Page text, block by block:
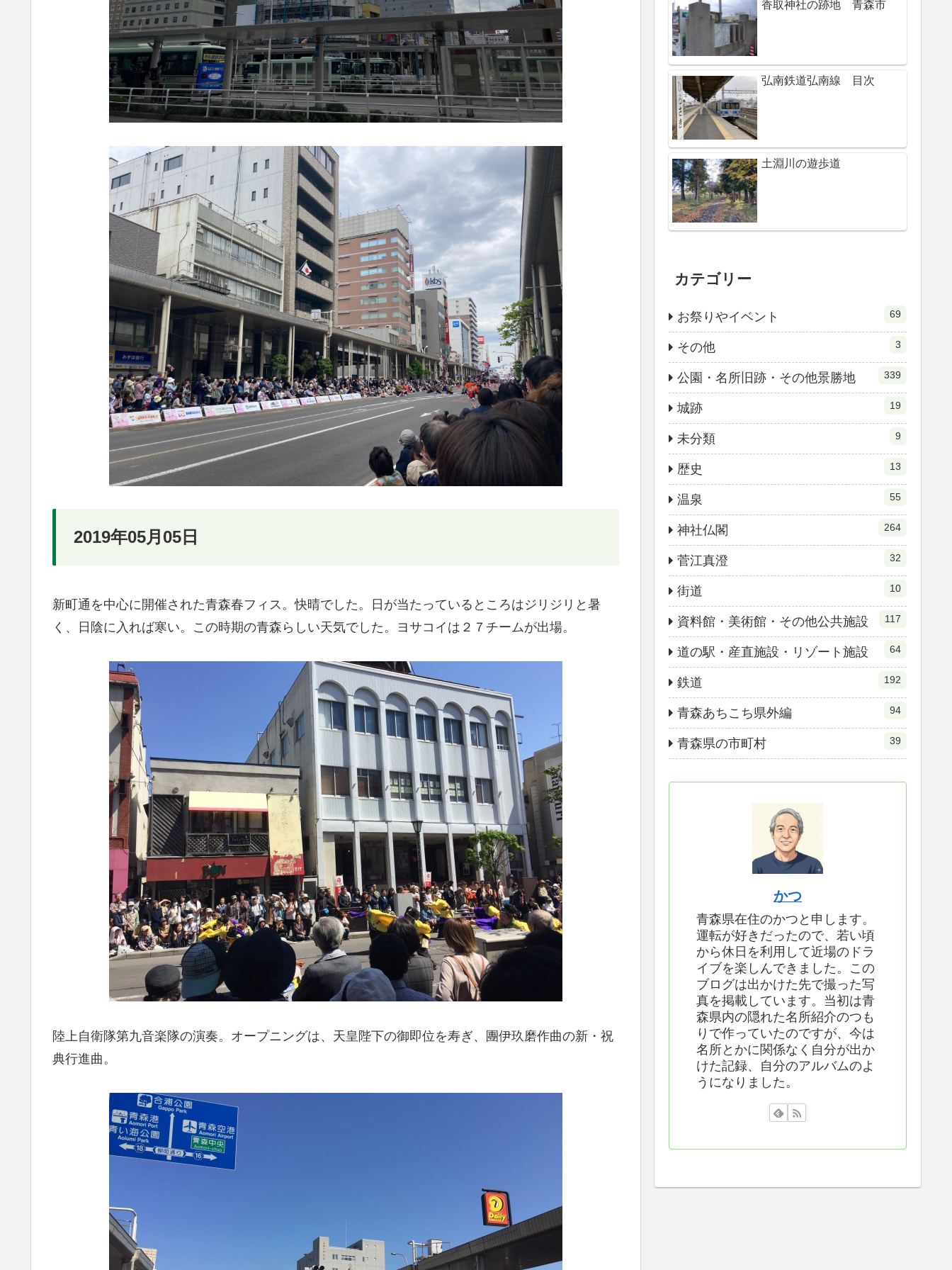
2019年05月05日
新町通を中心に開催された青森春フィス。快晴でした。日が当たっているところはジリジリと暑
く、日陰に入れば寒い。この時期の青森らしい天気でした。ヨサコイは２７チームが出場。
陸上自衛隊第九音楽隊の演奏。オープニングは、天皇陛下の御即位を寿ぎ、團伊玖磨作曲の新・祝
典行進曲。
香取神社の跡地 青森市
弘南鉄道弘南線 目次
土淵川の遊歩道
カテゴリー
お祭りやイベント 69
その他 3
公園・名所旧跡・その他景勝地 339
城跡 19
未分類 9
歴史 13
温泉 55
神社仏閣 264
菅江真澄 32
街道 10
資料館・美術館・その他公共施設 117
道の駅・産直施設・リゾート施設 64
鉄道 192
青森あちこち県外編 94
青森県の市町村 39
かつ
青森県在住のかつと申します。
運転が好きだったので、若い頃
から休日を利用して近場のドラ
イブを楽しんできました。この
ブログは出かけた先で撮った写
真を掲載しています。当初は青
森県内の隠れた名所紹介のつも
りで作っていたのですが、今は
名所とかに関係なく自分が出か
けた記録、自分のアルバムのよ
うになりました。